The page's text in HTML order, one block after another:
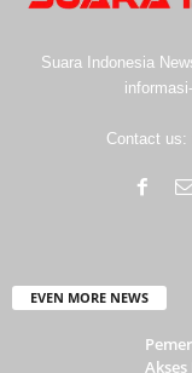
Suara Indonesia
Contact us:
EVEN MORE NEWS